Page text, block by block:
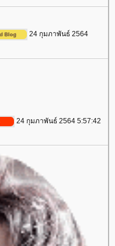
24 กุมภาพันธ์ 2564
24 กุมภาพันธ์ 2564 5:57:42